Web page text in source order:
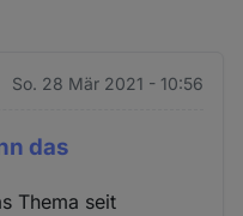
So. 28 Mär 2021 - 10:56
das
Thema seit